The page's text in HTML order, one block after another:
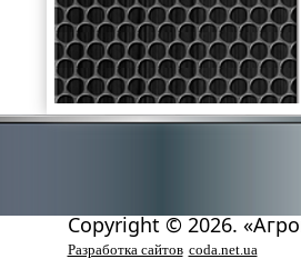
Copyright © 2026.
Разработка сайтов coda.net.ua